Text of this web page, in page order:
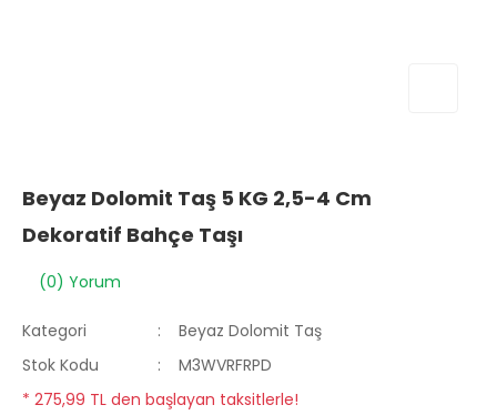
Beyaz Dolomit Taş 5 KG 2,5-4 Cm
Dekoratif Bahçe Taşı
(0) Yorum
Kategori
Beyaz Dolomit Taş
Stok Kodu
M3WVRFRPD
* 275,99 TL den başlayan taksitlerle!